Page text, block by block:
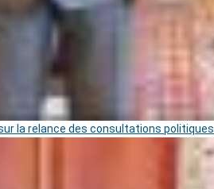
la relance des consultations politiques